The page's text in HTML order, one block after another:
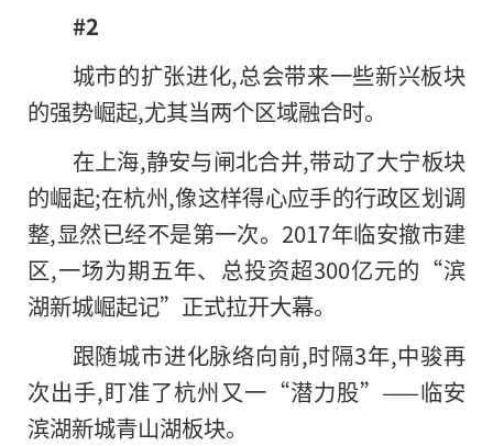
#2
城市的扩张进化,总会带来一些新兴板块
的强势崛起,尤其当两个区域融合时。
在上海,静安与闸北合并,带动了大宁板块
的崛起;在杭州,像这样得心应手的行政区划调
整,显然已经不是第一次。2017年临安撤市建
区,一场为期五年、总投资超300亿元的“滨
湖新城崛起记”正式拉开大幕。
跟随城市进化脉络向前,时隔3年,中骏再
次出手,盯准了杭州又一“潜力股”——临安
滨湖新城青山湖板块。